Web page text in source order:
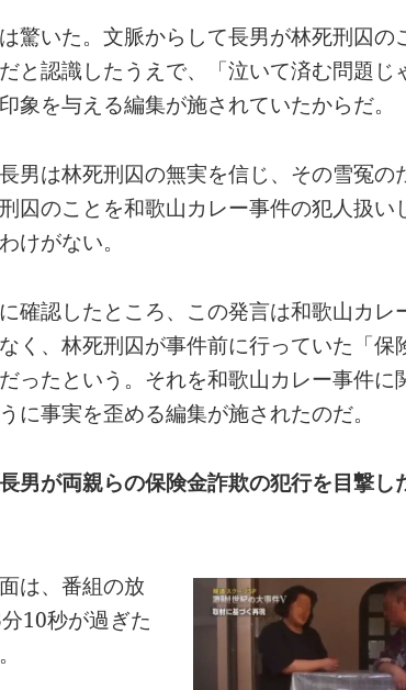
驚いた。文脈からして長男が林死刑囚の
と認識したうえで、「泣いて済む問題じ
象を与える編集が施されていたからだ。
男は林死刑囚の無実を信じ、その雪冤の
囚のことを和歌山カレー事件の犯人扱い
けがない。
確認したところ、この発言は和歌山カレ
く、林死刑囚が事件前に行っていた「保
ったという。それを和歌山カレー事件に
に事実を歪める編集が施されたのだ。
が両親らの保険金詐欺の犯行を目撃し
は、番組の放
10秒が過ぎた